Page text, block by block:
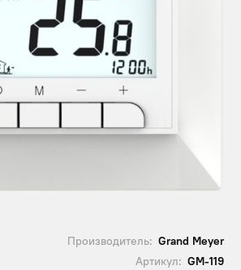
Производитель: Grand Meyer
Артикул: GM-119